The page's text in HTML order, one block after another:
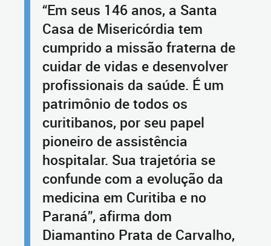
“Em seus 146 anos, a Santa
Casa de Misericórdia tem
cumprido a missão fraterna de
cuidar de vidas e desenvolver
profissionais da saúde. É um
patrimônio de todos os
curitibanos, por seu papel
pioneiro de assistência
hospitalar. Sua trajetória se
confunde com a evolução da
medicina em Curitiba e no
Paraná”, afirma dom
Diamantino Prata de Carvalho,